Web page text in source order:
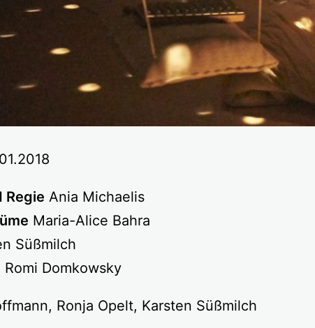
Regie Ania Michaelis
Maria-Alice Bahra
Süßmilch
Romi Domkowsky
Ronja Opelt, Karsten Süßmilch